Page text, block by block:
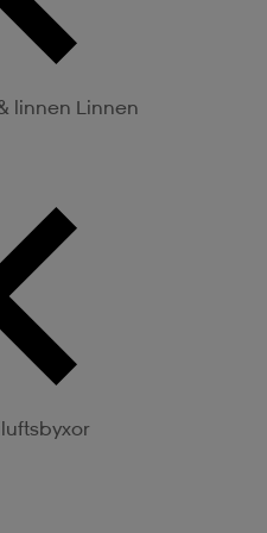
linnen Linnen